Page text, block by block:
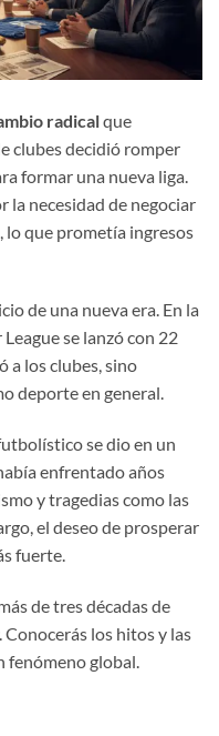
radicalque
clubes decidió romper
formar una nueva liga.
la necesidad de negociar
lo que prometía ingresos
de una nueva era. En la
se lanzó con 22
a los clubes, sino
deporte en general.
se dio en un
enfrentado años
y tragedias como las
el deseo de prosperar
fuerte.
de tres décadas de
los hitos y las
fenómeno global.